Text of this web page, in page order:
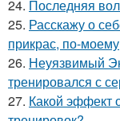
24. Последняя
25. Расскажу о
прикрас, по-
26. Неуязвимый
тренировался с
27. Какой эффект